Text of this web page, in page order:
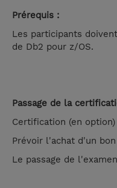
Prérequis :
Les participants
de Db2 pour z/OS.
Passage de la
Certification (en option)
Prévoir l'achat d'un
Le passage de